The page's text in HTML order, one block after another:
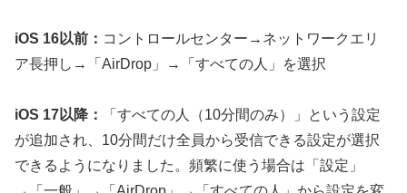
iOS 16以前： コントロールセンター→ネットワークエリ
ア長押し→「AirDrop」→「すべての人」を選択
iOS 17以降：
「すべての人（10分間のみ）」という設定
が追加され、10分間だけ全員から受信できる設定が選択
できるようになりました。頻繁に使う場合は「設定」